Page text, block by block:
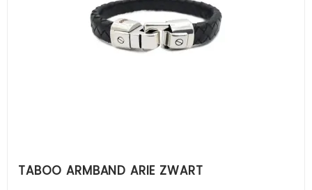
TABOO ARMBAND ARIE ZWART